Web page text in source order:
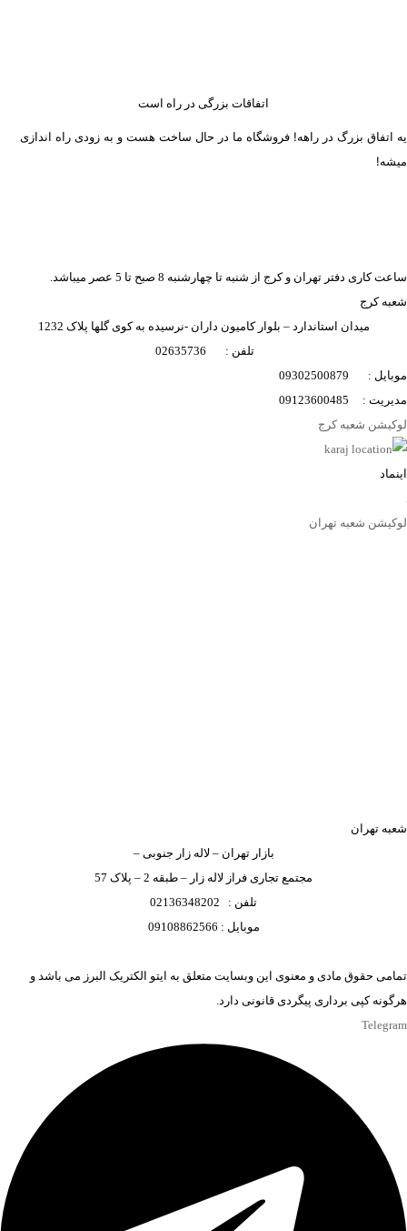
اتفاقات بزرگی در راه است
یه اتفاق بزرگ در راهه! فروشگاه ما در حال ساخت هست و به زودی راه اندازی
میشه!
ساعت کاری دفتر تهران و کرج از شنبه تا چهارشنبه 8 صبح تا 5 عصر میباشد.
شعبه کرج
میدان استاندارد – بلوار کامیون داران -نرسیده به کوی گلها پلاک 1232
تلفن : 02635736
موبایل : 09302500879
مدیریت : 09123600485
لوکیشن شعبه کرج
اینماد
لوکیشن شعبه تهران
شعبه تهران
بازار تهران – لاله زار جنوبی –
مجتمع تجاری فراز لاله زار – طبقه 2 – پلاک 57
تلفن : 02136348202
موبایل : 09108862566
تمامی حقوق مادی و معنوی این وبسایت متعلق به ایتو الکتریک البرز می باشد و
هرگونه کپی برداری پیگردی قانونی دارد.
Telegram